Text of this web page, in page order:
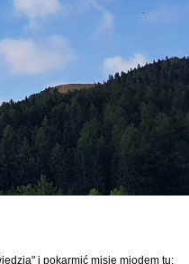
i pokarmić misie miodem tu: